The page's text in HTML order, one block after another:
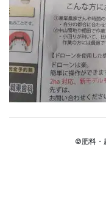
©肥料・